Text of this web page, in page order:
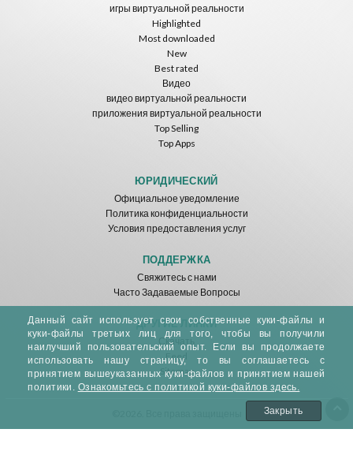
игры виртуальной реальности
Highlighted
Most downloaded
New
Best rated
Видео
видео виртуальной реальности
приложения виртуальной реальности
Top Selling
Top Apps
ЮРИДИЧЕСКИЙ
Официальное уведомление
Политика конфиденциальности
Условия предоставления услуг
ПОДДЕРЖКА
Свяжитесь с нами
Часто Задаваемые Вопросы
ДРУГИЕ ЛИНКИ
Скачать
Feed
Sitemap
Данный сайт использует свои собственные куки-файлы и
куки-файлы третьих лиц для того, чтобы вы получили
наилучший пользовательский опыт. Если вы продолжаете
использовать нашу страницу, то вы соглашаетесь с
принятием вышеуказанных куки-файлов и принятием нашей
политики. Ознакомьтесь с политикой куки-файлов здесь.
Закрыть